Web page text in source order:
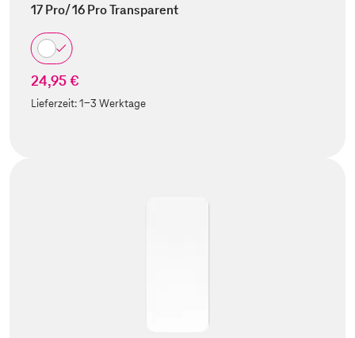
17 Pro/ 16 Pro Transparent
24,95 €
Lieferzeit:1-3 Werktage